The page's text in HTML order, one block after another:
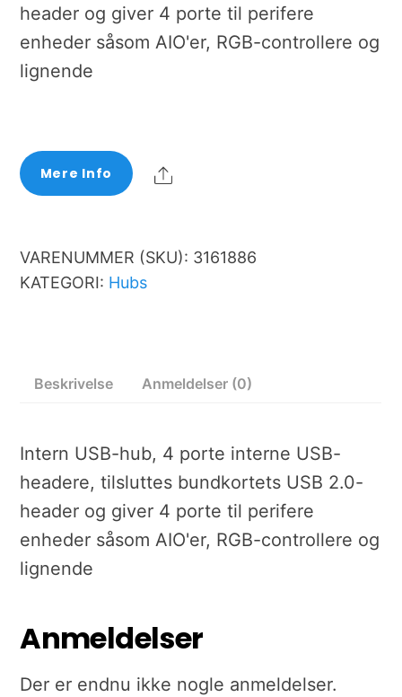
header og giver 4 porte til perifere
enheder såsom AIO'er, RGB-controllere og
lignende
Mere Info Share
VARENUMMER (SKU): 3161886
KATEGORI: Hubs
Beskrivelse Anmeldelser (0)
Intern USB-hub, 4 porte interne USB-
headere, tilsluttes bundkortets USB 2.0-
header og giver 4 porte til perifere
enheder såsom AIO'er, RGB-controllere og
lignende
Anmeldelser
Der er endnu ikke nogle anmeldelser.